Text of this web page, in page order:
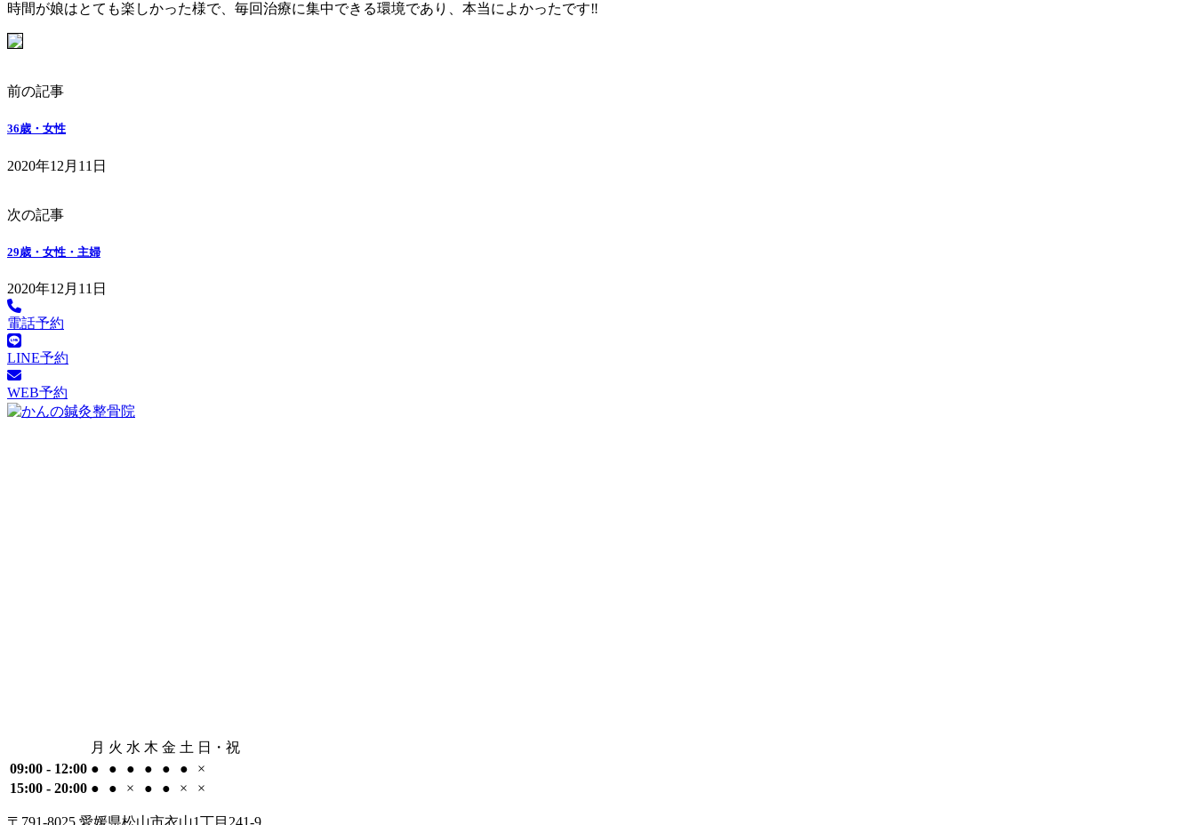
時間が娘はとても楽しかった様で、毎回治療に集中できる環境であり、本当によかったです‼︎
前の記事
36歳・女性
2020年12月11日
次の記事
29歳・女性・主婦
2020年12月11日
電話予約
LINE予約
WEB予約
月 火 水 木 金 土 日・祝
09:00 - 12:00 ● ● ● ● ● ●
×
15:00 - 20:00 ● ● × ● ● × ×
〒791-8025 愛媛県松山市衣山1丁目241-9